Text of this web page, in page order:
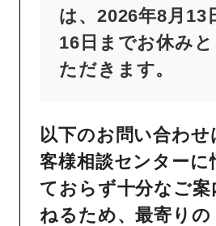
は、2026年8月13
16日までお休み
ただきます。
以下のお問い合わせ
客様相談センターに
ておらず十分なご
ねるため、最寄り